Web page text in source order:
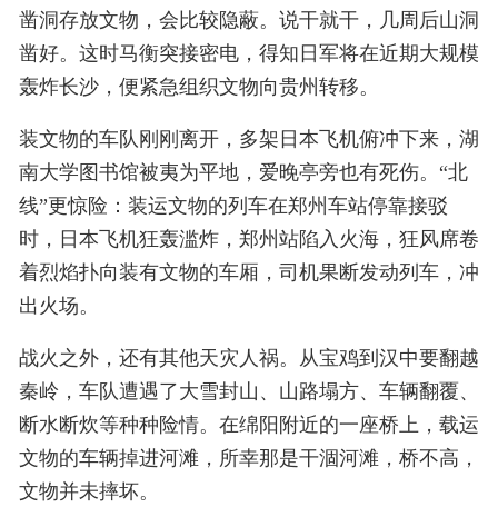
凿洞存放文物，会比较隐蔽。说干就干，几周后山洞
凿好。这时马衡突接密电，得知日军将在近期大规模
轰炸长沙，便紧急组织文物向贵州转移。
装文物的车队刚刚离开，多架日本飞机俯冲下来，湖
南大学图书馆被夷为平地，爱晚亭旁也有死伤。“北
线”更惊险：装运文物的列车在郑州车站停靠接驳
时，日本飞机狂轰滥炸，郑州站陷入火海，狂风席卷
着烈焰扑向装有文物的车厢，司机果断发动列车，冲
出火场。
战火之外，还有其他天灾人祸。从宝鸡到汉中要翻越
秦岭，车队遭遇了大雪封山、山路塌方、车辆翻覆、
断水断炊等种种险情。在绵阳附近的一座桥上，载运
文物的车辆掉进河滩，所幸那是干涸河滩，桥不高，
文物并未摔坏。